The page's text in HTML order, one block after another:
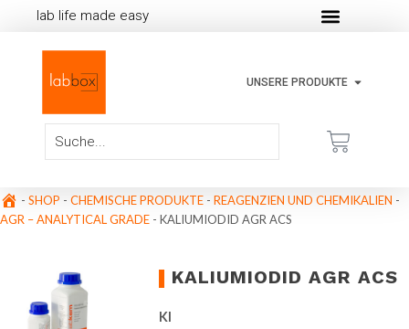
lab life made easy
UNSERE PRODUKTE
- SHOP - CHEMISCHE PRODUKTE - REAGENZIEN UND CHEMIKALIEN -
AGR – ANALYTICAL GRADE - KALIUMIODID AGR ACS
KALIUMIODID AGR ACS
KI